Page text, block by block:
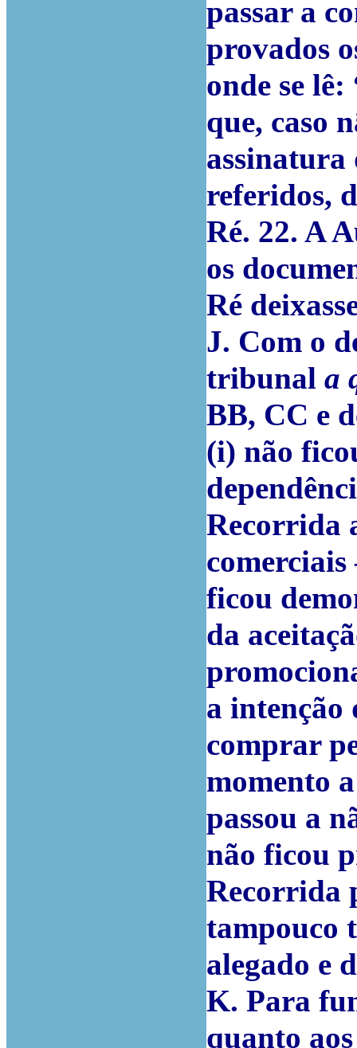
passar a
provados
onde se
que, caso
assinatura
referidos,
Ré. 22. A
os
Ré
J. Com o
tribunal a
BB, CC e
(i) não
Recorrida
ficou
da
a intenção
comprar
momento
passou a
não ficou
Recorrida
tampouco
alegado e
K. Para
quanto